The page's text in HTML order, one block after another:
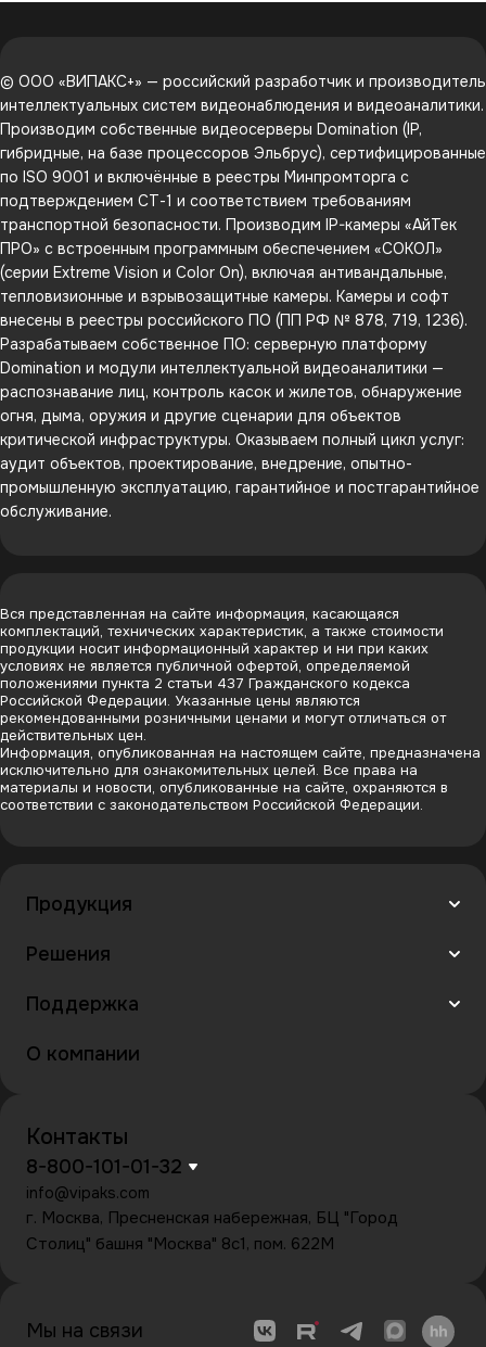
© ООО «ВИПАКС+» — российский разработчик и производитель
интеллектуальных систем видеонаблюдения и видеоаналитики.
Производим собственные видеосерверы Domination (IP,
гибридные, на базе процессоров Эльбрус), сертифицированные
по ISO 9001 и включённые в реестры Минпромторга с
подтверждением СТ-1 и соответствием требованиям
транспортной безопасности. Производим IP-камеры «АйТек
ПРО» с встроенным программным обеспечением «СОКОЛ»
(серии Extreme Vision и Color On), включая антивандальные,
тепловизионные и взрывозащитные камеры. Камеры и софт
внесены в реестры российского ПО (ПП РФ № 878, 719, 1236).
Разрабатываем собственное ПО: серверную платформу
Domination и модули интеллектуальной видеоаналитики —
распознавание лиц, контроль касок и жилетов, обнаружение
огня, дыма, оружия и другие сценарии для объектов
критической инфраструктуры. Оказываем полный цикл услуг:
аудит объектов, проектирование, внедрение, опытно-
промышленную эксплуатацию, гарантийное и постгарантийное
обслуживание.
Вся представленная на сайте информация, касающаяся
комплектаций, технических характеристик, а также стоимости
продукции носит информационный характер и ни при каких
условиях не является публичной офертой, определяемой
положениями пункта 2 статьи 437 Гражданского кодекса
Российской Федерации. Указанные цены являются
рекомендованными розничными ценами и могут отличаться от
действительных цен.
Информация, опубликованная на настоящем сайте, предназначена
исключительно для ознакомительных целей. Все права на
материалы и новости, опубликованные на сайте, охраняются в
соответствии с законодательством Российской Федерации.
Продукция
Решения
Поддержка
О компании
Контакты
8-800-101-01-32
info@vipaks.com
г. Москва, Пресненская набережная, БЦ "Город
Столиц" башня "Москва" 8с1, пом. 622М
Мы на связи